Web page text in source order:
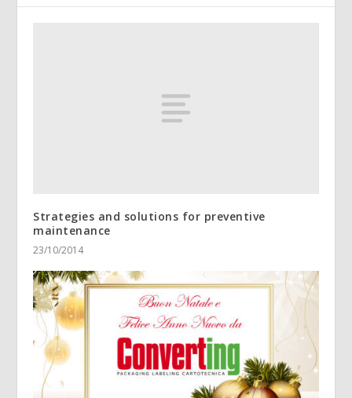
Strategies and solutions for preventive
maintenance
23/10/2014